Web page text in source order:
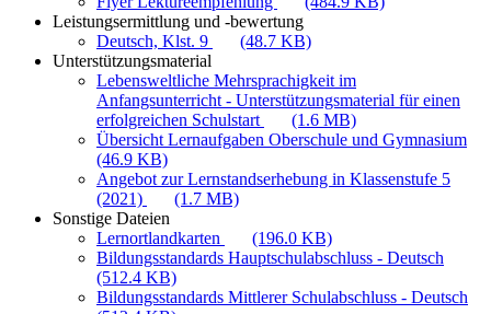
Leistungsermittlung und -bewertung
Deutsch, Klst. 9
(48.7 KB)
Unterstützungsmaterial
Lebensweltliche Mehrsprachigkeit im
Anfangsunterricht - Unterstützungsmaterial für einen
erfolgreichen Schulstart
(1.6 MB)
Übersicht Lernaufgaben Oberschule und Gymnasium
(46.9 KB)
Angebot zur Lernstandserhebung in Klassenstufe 5
(2021)
(1.7 MB)
Sonstige Dateien
Lernortlandkarten
(196.0 KB)
Bildungsstandards Hauptschulabschluss - Deutsch
(512.4 KB)
Bildungsstandards Mittlerer Schulabschluss - Deutsch